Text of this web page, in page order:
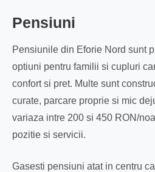
Pensiuni
Pensiunile din Eforie Nord sunt
optiuni pentru familii si cupluri
confort si pret. Multe sunt
curate, parcare proprie si mic
variaza intre 200 si 450 RON/
pozitie si servicii.
Gasesti pensiuni atat in centru